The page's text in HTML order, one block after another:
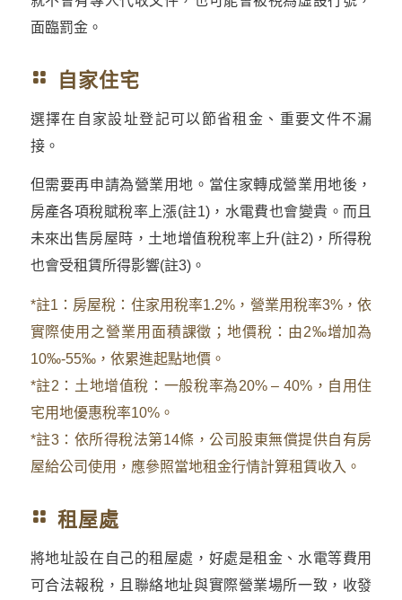
面臨罰金。
自家住宅
選擇在自家設址登記可以節省租金、重要文件不漏
接。
但需要再申請為營業用地。當住家轉成營業用地後，
房產各項稅賦稅率上漲(註1)，水電費也會變貴。而且
未來出售房屋時，土地增值稅稅率上升(註2)，所得稅
也會受租賃所得影響(註3)。
*註1：房屋稅：住家用稅率1.2%，營業用稅率3%，依
實際使用之營業用面積課徵；地價稅：由2‰增加為
10‰-55‰，依累進起點地價。
*註2：土地增值稅：一般稅率為20% – 40%，自用住
宅用地優惠稅率10%。
*註3：依所得稅法第14條，公司股東無償提供自有房
屋給公司使用，應參照當地租金行情計算租賃收入。
租屋處
將地址設在自己的租屋處，好處是租金、水電等費用
可合法報稅，且聯絡地址與實際營業場所一致，收發